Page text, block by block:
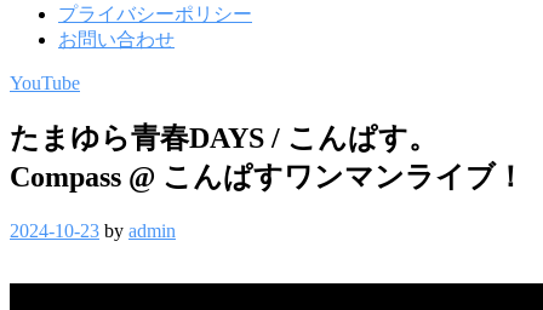
プライバシーポリシー
お問い合わせ
YouTube
たまゆら青春DAYS / こんぱす。
Compass @ こんぱすワンマンライブ！
2024-10-23 by admin